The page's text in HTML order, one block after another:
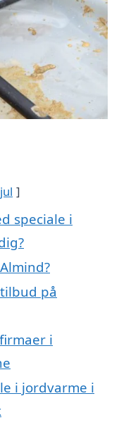
speciale i
på
i
i jordvarme i